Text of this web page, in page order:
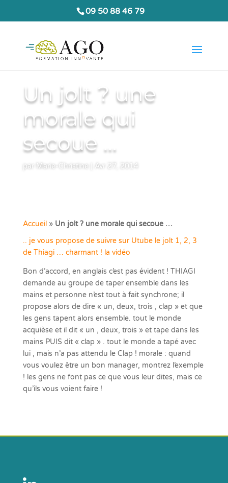
09 50 88 46 79
Un jolt ? une
morale qui
secoue …
par Marie-Christine Avr 27, 2014
Accueil» Un jolt ? une morale qui secoue …
.. je vous propose de suivre sur Utube le jolt 1, 2, 3
de Thiagi … charmant ! la vidéo
Bon d’accord, en anglais c’est pas évident ! THIAGI
demande au groupe de taper ensemble dans les
mains et personne n’est tout à fait synchrone; il
propose alors de dire « un, deux, trois , clap » et que
les gens tapent alors ensemble. tout le monde
acquièse et il dit « un , deux, trois » et tape dans les
mains PUIS dit « clap » . tout le monde a tapé avec
lui , mais n’a pas attendu le Clap ! morale : quand
vous voulez être un bon manager, montrez l’exemple
! les gens ne font pas ce que vous leur dites, mais ce
qu’ils vous voient faire !